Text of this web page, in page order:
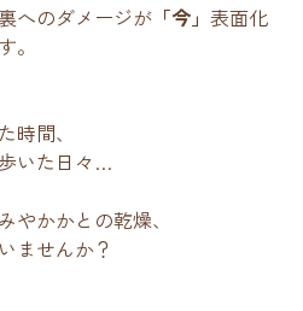
へのダメージが 「今」 表面化
。
時間、
いた日々…
やかかとの乾燥、
ませんか？